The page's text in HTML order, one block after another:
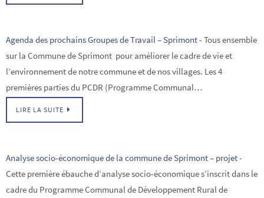
Agenda des prochains Groupes de Travail – Sprimont- Tous ensemble
sur la Commune de Sprimont pour améliorer le cadre de vie et
l’environnement de notre commune et de nos villages. Les 4
premières parties du PCDR (Programme Communal…
LIRE LA SUITE
Analyse socio-économique de la commune de Sprimont – projet-
Cette première ébauche d’analyse socio-économique s’inscrit dans le
cadre du Programme Communal de Développement Rural de